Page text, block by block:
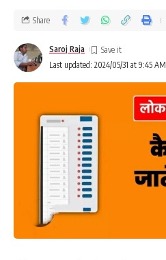
Last updated: 2024/05/31 at 9:45 AM
Saroj Raja
Share